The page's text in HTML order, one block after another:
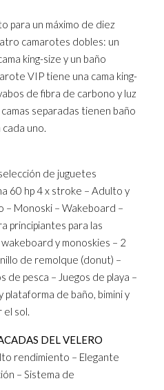
para un máximo de diez
camarotes dobles: un
king-size y un baño
VIP tiene una cama king-
de fibra de carbono y luz
separadas tienen baño
uno.
de juguetes
60 hp 4 x stroke – Adulto y
– Monoski – Wakeboard –
principiantes para las
y monoskies – 2
de remolque (donut) –
de pesca – Juegos de playa –
plataforma de baño, bimini y
el sol.
DEL VELERO
rendimiento – Elegante
– Sistema de